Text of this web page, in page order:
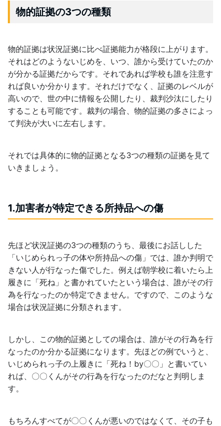
物的証拠の3つの種類
物的証拠は状況証拠に比べ証拠能力が格段に上がります。
それはどのようないじめを、いつ、誰から受けていたのか
が分かる証拠だからです。それであれば学校も誰を注意す
れば良いか分かります。それだけでなく、証拠のレベルが
高いので、世の中に情報を公開したり、裁判沙汰にしたり
することも可能です。裁判の場合、物的証拠の多さによっ
て判決が大いに左右します。
それでは具体的に物的証拠となる3つの種類の証拠を見て
いきましょう。
1.加害者が特定できる所持品への傷
先ほど状況証拠の3つの種類のうち、最後にお話しした
「いじめられっ子の体や所持品への傷」では、誰か判明で
きない人が行なった傷でした。例えば朝学校に着いたら上
履きに「死ね」と書かれていたという場合は、誰がその行
為を行なったのか特定できません。ですので、このような
場合は状況証拠に分類されます。
しかし、この物的証拠としての場合は、誰がその行為を行
なったのか分かる証拠になります。先ほどの例でいうと、
いじめられっ子の上履きに「死ね！by〇〇」と書いてい
れば、〇〇くんがその行為を行なったのだなと判明しま
す。
もちろんすべてが〇〇くんが悪いのではなくて、その子も